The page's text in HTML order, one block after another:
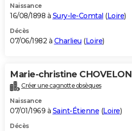
Naissance
16/08/1898 à Sury-le-Comtal (Loire)
Décès
07/06/1982 à Charlieu (Loire)
Marie-christine CHOVELON
Créer une cagnotte obsèques
Naissance
07/01/1969 à Saint-Étienne (Loire)
Décès